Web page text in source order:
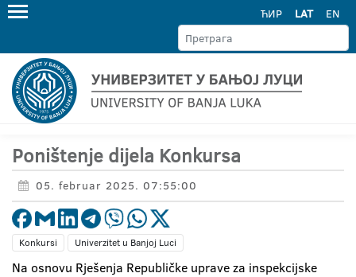
ЋИР LAT EN
Poništenje dijela Konkursa
05. februar 2025. 07:55:00
Konkursi Univerzitet u Banjoj Luci
Na osnovu Rješenja Republičke uprave za inspekcijske